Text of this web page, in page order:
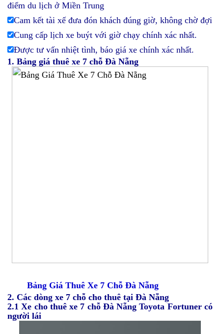
điểm du lịch ở Miền Trung
Cam kết tài xế đưa đón khách đúng giờ, không chờ đợi
Cung cấp lịch xe buýt với giờ chạy chính xác nhất.
Được tư vấn nhiệt tình, báo giá xe chính xác nhất.
1. Bảng giá thuê xe 7 chỗ Đà Nẵng
Bảng Giá Thuê Xe 7 Chỗ Đà Nẵng
2. Các dòng xe 7 chỗ cho thuê tại Đà Nẵng
2.1 Xe cho thuê xe 7 chỗ Đà Nẵng Toyota Fortuner có
người lái